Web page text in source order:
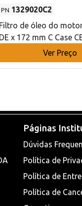
PN 1329020C2
Filtro de óleo do
DE x 172 mm C Case
Ver Preço
Páginas
Dúvidas
Política de
Política de
Política de